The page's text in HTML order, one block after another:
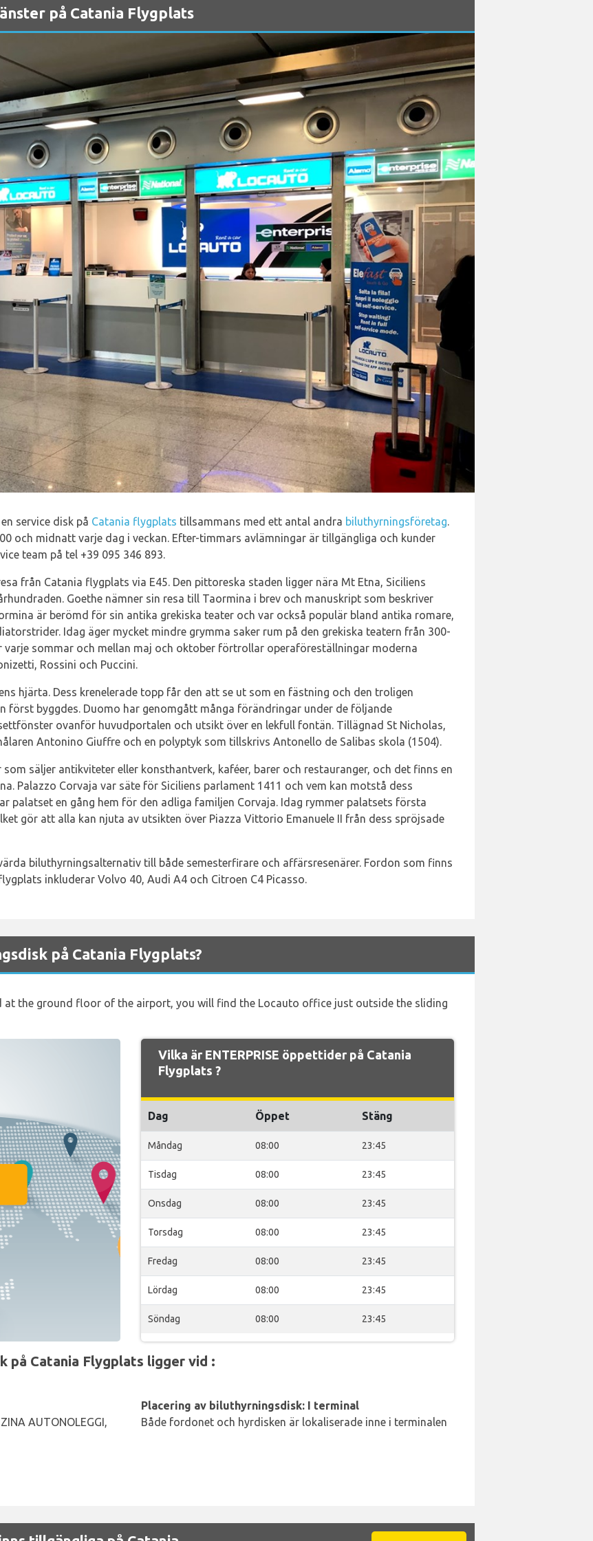
på Catania Flygplats
service disk på Catania flygplats tillsammans med ett antal andra biluthyrningsföretag.
och midnatt varje dag i veckan. Efter-timmars avlämningar är tillgängliga och kunder
team på tel +39 095 346 893.
från Catania flygplats via E45. Den pittoreska staden ligger nära Mt Etna, Siciliens
Goethe nämner sin resa till Taormina i brev och manuskript som beskriver
är berömd för sin antika grekiska teater och var också populär bland antika romare,
Idag äger mycket mindre grymma saker rum på den grekiska teatern från 300-
varje sommar och mellan maj och oktober förtrollar operaföreställningar moderna
Rossini och Puccini.
hjärta. Dess krenelerade topp får den att se ut som en fästning och den troligen
först byggdes. Duomo har genomgått många förändringar under de följande
ovanför huvudportalen och utsikt över en lekfull fontän. Tillägnad St Nicholas,
Antonino Giuffre och en polyptyk som tillskrivs Antonello de Salibas skola (1504).
säljer antikviteter eller konsthantverk, kaféer, barer och restauranger, och det finns en
Palazzo Corvaja var säte för Siciliens parlament 1411 och vem kan motstå dess
palatset en gång hem för den adliga familjen Corvaja. Idag rymmer palatsets första
gör att alla kan njuta av utsikten över Piazza Vittorio Emanuele II från dess spröjsade
biluthyrningsalternativ till både semesterfirare och affärsresenärer. Fordon som finns
inkluderar Volvo 40, Audi A4 och Citroen C4 Picasso.
på Catania Flygplats?
at the ground floor of the airport, you will find the Locauto office just outside the sliding
Vilka är ENTERPRISE öppettider på Catania
Flygplats ?
Dag Öppet Stäng
Måndag 08:00 23:45
Tisdag 08:00 23:45
Onsdag 08:00 23:45
Torsdag 08:00 23:45
Fredag 08:00 23:45
Lördag 08:00 23:45
Söndag 08:00 23:45
på Catania Flygplats ligger vid :
AUTONOLEGGI,
Placering av biluthyrningsdisk: I terminal
Både fordonet och hyrdisken är lokaliserade inne i terminalen